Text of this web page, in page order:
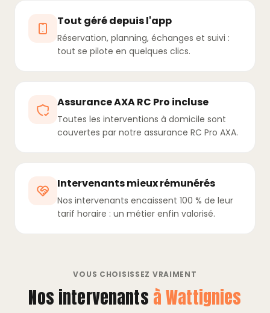
Tout géré depuis l'app
Réservation, planning, échanges et suivi :
tout se pilote en quelques clics.
Assurance AXA RC Pro incluse
Toutes les interventions à domicile sont
couvertes par notre assurance RC Pro AXA.
Intervenants mieux rémunérés
Nos intervenants encaissent 100 % de leur
tarif horaire : un métier enfin valorisé.
VOUS CHOISISSEZ VRAIMENT
Nos intervenants à Wattignies